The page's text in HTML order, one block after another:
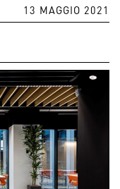
13 MAGGIO 2021